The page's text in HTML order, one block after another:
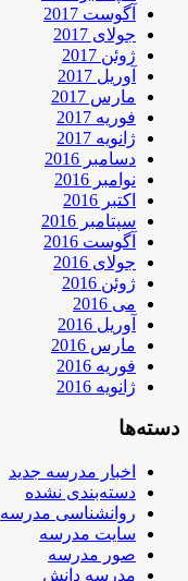
آگوست 2017
جولای 2017
ژوئن 2017
آوریل 2017
مارس 2017
فوریه 2017
ژانویه 2017
دسامبر 2016
نوامبر 2016
اکتبر 2016
سپتامبر 2016
آگوست 2016
جولای 2016
ژوئن 2016
می 2016
آوریل 2016
مارس 2016
فوریه 2016
ژانویه 2016
دسته‌ها
اخبار مدرسه جدید
دسته‌بندی نشده
روانشناسی مدرسه
سایت مدرسه
صور مدرسه
مدرسه دانش